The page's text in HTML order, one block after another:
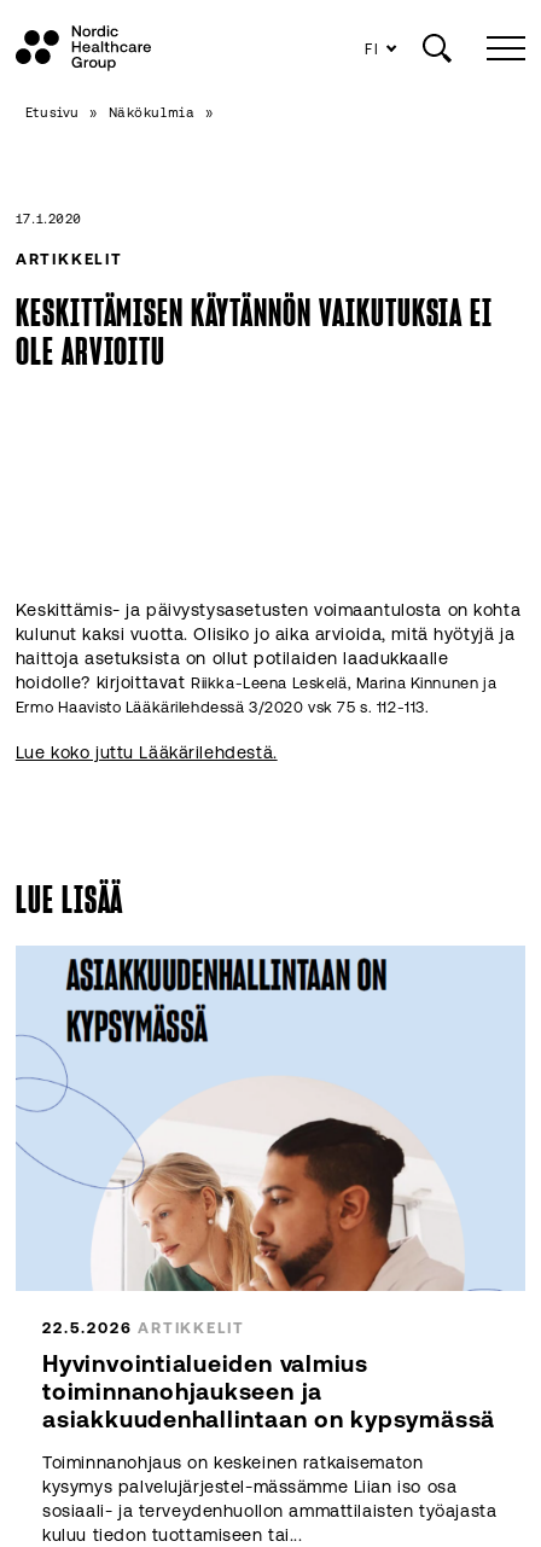
Siirry
FI
Etusivu » Näkökulmia »
17.1.2020
ARTIKKELIT
KESKITTÄMISEN KÄYTÄNNÖN VAIKUTUKSIA EI
OLE ARVIOITU
Keskittämis- ja päivystysasetusten voimaantulosta on kohta
kulunut kaksi vuotta. Olisiko jo aika arvioida, mitä hyötyjä ja
haittoja asetuksista on ollut potilaiden laadukkaalle
hoidolle? kirjoittavatRiikka-Leena Leskelä, Marina Kinnunen ja
Ermo Haavisto Lääkärilehdessä 3/2020 vsk 75 s. 112-113.
Lue koko juttu Lääkärilehdestä.
LUE LISÄÄ
22.5.2026 ARTIKKELIT
Hyvinvointialueiden valmius
toiminnanohjaukseen ja
asiakkuudenhallintaan on kypsymässä
Toiminnanohjaus on keskeinen ratkaisematon
kysymys palvelujärjestel-mässämme Liian iso osa
sosiaali- ja terveydenhuollon ammattilaisten työajasta
kuluu tiedon tuottamiseen tai...